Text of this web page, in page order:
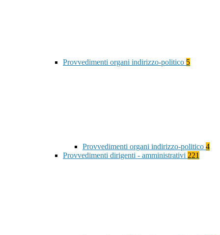
Provvedimenti organi indirizzo-politico 5
Provvedimenti organi indirizzo-politico 4
Provvedimenti dirigenti - amministrativi 221